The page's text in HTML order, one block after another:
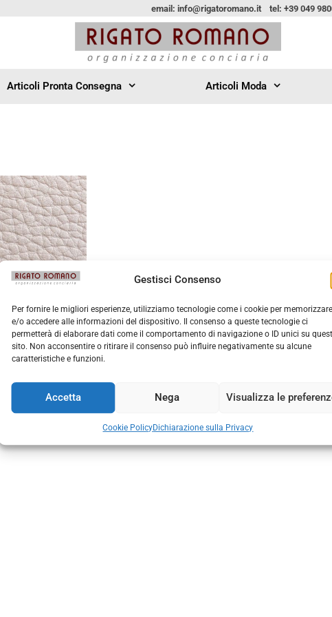
Gestisci Consenso
Per fornire le migliori esperienze, utilizziamo tecnologie come i cookie per memorizzare
e/o accedere alle informazioni del dispositivo. Il consenso a queste tecnologie ci
permetterà di elaborare dati come il comportamento di navigazione o ID unici su
sito. Non acconsentire o ritirare il consenso può influire negativamente su alcune
caratteristiche e funzioni.
Accetta Nega Visualizza le
Cookie PolicyDichiarazione sulla Privacy
email: info@rigatoromano.it tel: +39 049
Articoli Pronta Consegna Articoli Moda
Nudo
+39 049 98 00 254